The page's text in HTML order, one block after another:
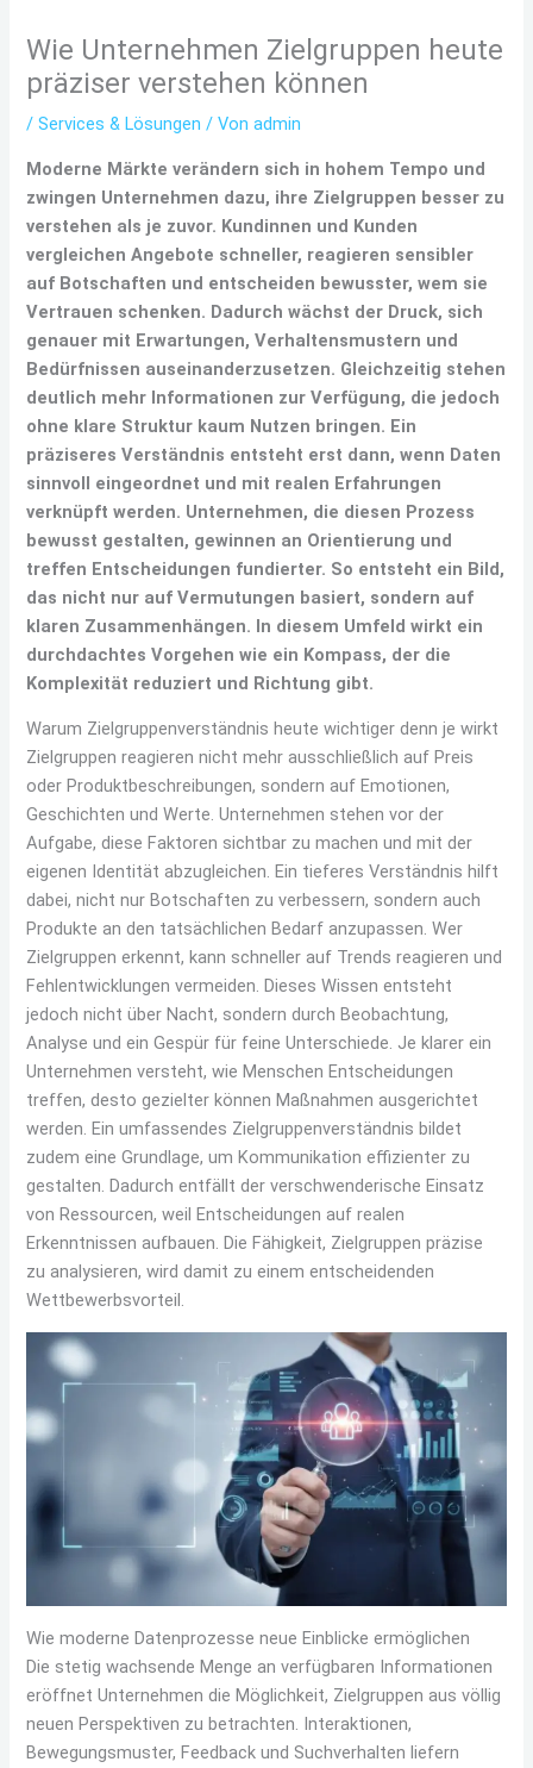
Wie Unternehmen Zielgruppen heute
präziser verstehen können
/Services & Lösungen / Vonadmin
Moderne Märkte verändern sich in hohem Tempo und
zwingen Unternehmen dazu, ihre Zielgruppen besser zu
verstehen als je zuvor. Kundinnen und Kunden
vergleichen Angebote schneller, reagieren sensibler
auf Botschaften und entscheiden bewusster, wem sie
Vertrauen schenken. Dadurch wächst der Druck, sich
genauer mit Erwartungen, Verhaltensmustern und
Bedürfnissen auseinanderzusetzen. Gleichzeitig stehen
deutlich mehr Informationen zur Verfügung, die jedoch
ohne klare Struktur kaum Nutzen bringen. Ein
präziseres Verständnis entsteht erst dann, wenn Daten
sinnvoll eingeordnet und mit realen Erfahrungen
verknüpft werden. Unternehmen, die diesen Prozess
bewusst gestalten, gewinnen an Orientierung und
treffen Entscheidungen fundierter. So entsteht ein Bild,
das nicht nur auf Vermutungen basiert, sondern auf
klaren Zusammenhängen. In diesem Umfeld wirkt ein
durchdachtes Vorgehen wie ein Kompass, der die
Komplexität reduziert und Richtung gibt.
Warum Zielgruppenverständnis heute wichtiger denn je wirkt
Zielgruppen reagieren nicht mehr ausschließlich auf Preis
oder Produktbeschreibungen, sondern auf Emotionen,
Geschichten und Werte. Unternehmen stehen vor der
Aufgabe, diese Faktoren sichtbar zu machen und mit der
eigenen Identität abzugleichen. Ein tieferes Verständnis hilft
dabei, nicht nur Botschaften zu verbessern, sondern auch
Produkte an den tatsächlichen Bedarf anzupassen. Wer
Zielgruppen erkennt, kann schneller auf Trends reagieren und
Fehlentwicklungen vermeiden. Dieses Wissen entsteht
jedoch nicht über Nacht, sondern durch Beobachtung,
Analyse und ein Gespür für feine Unterschiede. Je klarer ein
Unternehmen versteht, wie Menschen Entscheidungen
treffen, desto gezielter können Maßnahmen ausgerichtet
werden. Ein umfassendes Zielgruppenverständnis bildet
zudem eine Grundlage, um Kommunikation effizienter zu
gestalten. Dadurch entfällt der verschwenderische Einsatz
von Ressourcen, weil Entscheidungen auf realen
Erkenntnissen aufbauen. Die Fähigkeit, Zielgruppen präzise
zu analysieren, wird damit zu einem entscheidenden
Wettbewerbsvorteil.
Wie moderne Datenprozesse neue Einblicke ermöglichen
Die stetig wachsende Menge an verfügbaren Informationen
eröffnet Unternehmen die Möglichkeit, Zielgruppen aus völlig
neuen Perspektiven zu betrachten. Interaktionen,
Bewegungsmuster, Feedback und Suchverhalten liefern